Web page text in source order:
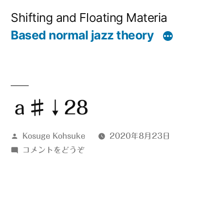
Shifting and Floating Materia
Based normal jazz theory
ａ♯↓28
投
稿
Kosuge Kohsuke
2020年8月23日
コメントをどうぞ(ａ